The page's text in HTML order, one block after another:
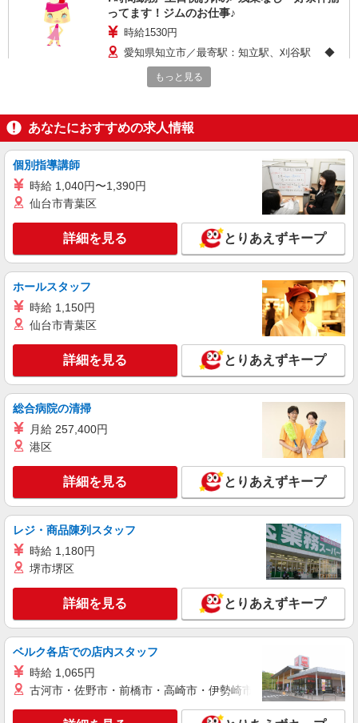
ってます！ジムのお仕事♪
時給1530円
愛知県知立市／最寄駅：知立駅、刈谷駅 ◆
刈谷、豊田市からも通いやすいエリアです。 ≪
車通勤可≫ ◆無料駐車場あり
時給1,550円 ※想定月収248000（実働
8H×1,550円×20日） ※当社規定あり
愛知県知立市／最寄駅：知立駅、三河知立駅
≪車通勤可≫
詳細を見る
派遣社員
パーソルテンプスタッフ株式会社 中部コーディネートセンター二課
（刈谷）/26-0615963
時間相談◎＜土日祝休＋9〜17時＞コツコツ入
力メイン！穏やか職場で事務
愛知県知立市／最寄駅：知立駅、一ツ木駅
≪車通勤可≫ 無料Pあり
キープ 詳細を見る
派遣社員
パーソルテンプスタッフ株式会社 中部コーディネートセンター二課
（刈谷）/26-0615593
［20代が多め★］チーム制でぼっちになる心
時給1450円 【月収例】時給1450円×8時間×月
21日＝243,600円
愛知県知立市／最寄駅：三河知立駅、牛田（愛
知県）駅 ●知立駅から社バスあり★豊明・豊
田・安城・大府などからも便利 ≪車通勤可≫ ※
キープ 詳細を見る
派遣社員
もっと見る
あなたにおすすめの求人情報
個別指導講師
時給 1,040円〜1,390円
仙台市青葉区
詳細を見る とりあえずキープ
ホールスタッフ
時給 1,150円
仙台市青葉区
詳細を見る とりあえずキープ
総合病院の清掃
月給 257,400円
港区
詳細を見る とりあえずキープ
レジ・商品陳列スタッフ
時給 1,180円
堺市堺区
詳細を見る とりあえずキープ
ベルク各店での店内スタッフ
時給 1,065円
古河市・佐野市・前橋市・高崎市・伊勢崎市・太田市・館林市